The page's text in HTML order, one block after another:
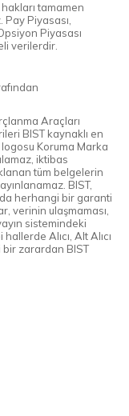
tamamen
Pay Piyasası,
Piyasası
verilerdir.
Araçları
BIST kaynaklı en
Koruma Marka
iktibas
tüm belgelerin
BIST,
herhangi bir garanti
verinin ulaşmaması,
sistemindeki
Alıcı, Alt Alıcı
bir zarardan BIST